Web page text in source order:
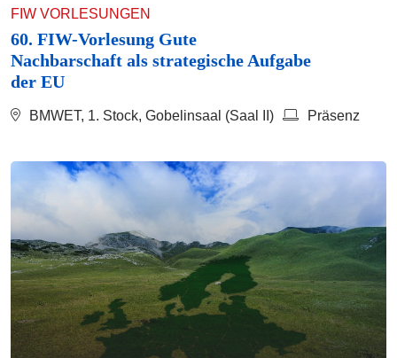
FIW VORLESUNGEN
60. FIW-Vorlesung Gute
Nachbarschaft als strategische Aufgabe
der EU
BMWET, 1. Stock, Gobelinsaal (Saal II) Präsenz